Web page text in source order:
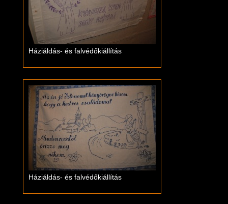
Háziáldás- és falvédőkiállítás
Háziáldás- és falvédőkiállítás